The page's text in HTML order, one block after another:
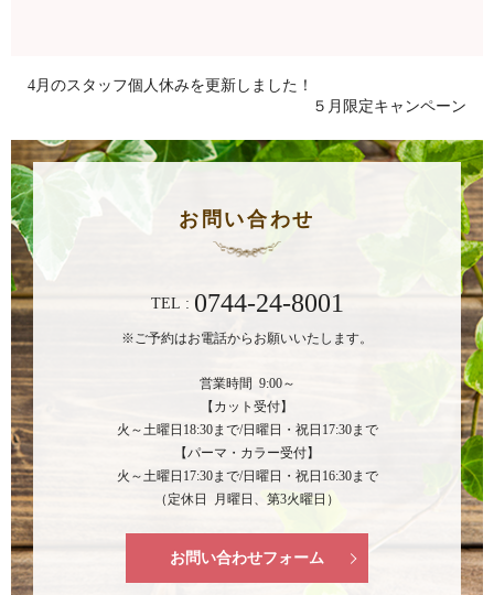
4月のスタッフ個人休みを更新しました！
５月限定キャンペーン
お問い合わせ
TEL : 0744-24-8001
※ご予約はお電話からお願いいたします。
営業時間 9:00～
【カット受付】
火～土曜日18:30まで/日曜日・祝日17:30まで
【パーマ・カラー受付】
火～土曜日17:30まで/日曜日・祝日16:30まで
（定休日 月曜日、第3火曜日）
お問い合わせフォーム